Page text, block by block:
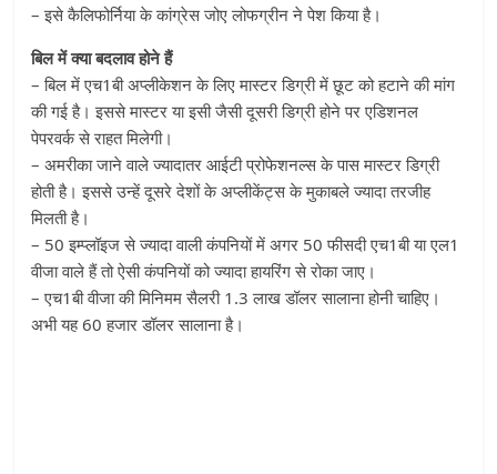
– इसे कैलिफोर्निया के कांग्रेस जोए लोफग्रीन ने पेश किया है।
बिल में क्या बदलाव होने हैं
– बिल में एच1बी अप्‍लीकेशन के लिए मास्‍टर डिग्री में छूट को हटाने की मांग
की गई है। इससे मास्‍टर या इसी जैसी दूसरी डिग्री होने पर एडिशनल
पेपरवर्क से राहत मिलेगी।
– अमरीका जाने वाले ज्यादातर आईटी प्रोफेशनल्‍स के पास मास्‍टर डिग्री
होती है। इससे उन्हें दूसरे देशों के अप्‍लीकेंट्स के मुकाबले ज्‍यादा तरजीह
मिलती है।
– 50 इम्‍प्‍लॉइज से ज्‍यादा वाली कंपनियों में अगर 50 फीसदी एच1बी या एल1
वीजा वाले हैं तो ऐसी कंपनियों को ज्यादा हायरिंग से रोका जाए।
– एच1बी वीजा की मिनिमम सैलरी 1.3 लाख डॉलर सालाना होनी चाहिए।
अभी यह 60 हजार डॉलर सालाना है।